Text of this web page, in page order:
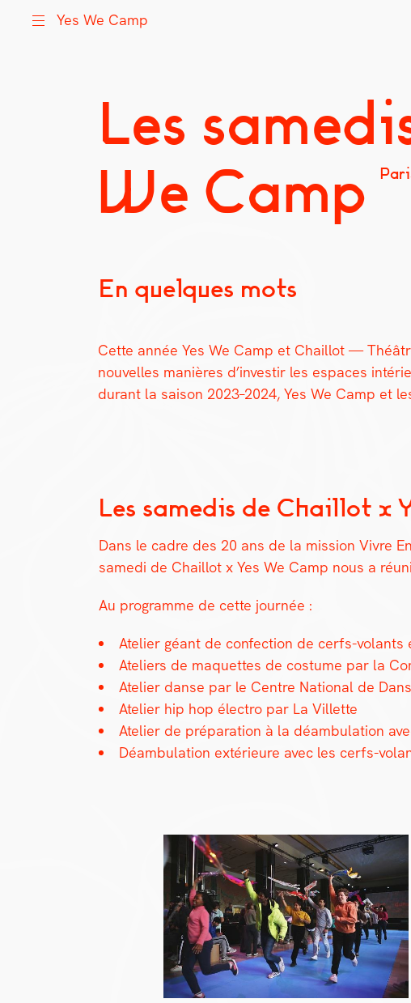
Utilisation inventive des espaces disponibles
Les
We Camp
En quelques mots
Cette année Yes We Camp et Chail­lot —
nou­velles manières d’investir les espaces
durant la sai­son 2023–2024, Yes We Camp et
Les samedis de Chaillot x
Dans le cadre des 20 ans de la mis­sion Vivre
same­di de Chail­lot x Yes We Camp nous a
Au pro­gramme de cette journée :
Ate­lier géant de con­fec­tion de cerfs-volants
Ate­liers de maque­ttes de cos­tume par la
Ate­lier danse par le Cen­tre Nation­al de
Ate­lier hip hop élec­tro par La Vil­lette
Ate­lier de pré­pa­ra­tion à la déam­bu­la­tion
Déam­bu­la­tion extérieure avec les cerfs-
Yes We Camp